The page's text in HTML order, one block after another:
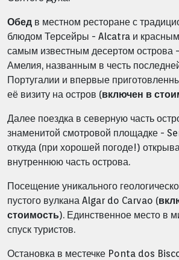
Обед в местном ресторане с
блюдом Терсейры - Alcatra и красным
самым известным десертом
Амелия, названным в честь
Португалии и впервые
её визиту на остров (включен в
Далее поездка в северную часть
знаменитой смотровой площадке -
откуда (при хорошей погоде!)
внутреннюю часть острова.
Посещение уникального
пустого вулкана Algar do Carvao (
стоимость). Единственное место в
спуск туристов.
Остановка в местечке Ponta dos